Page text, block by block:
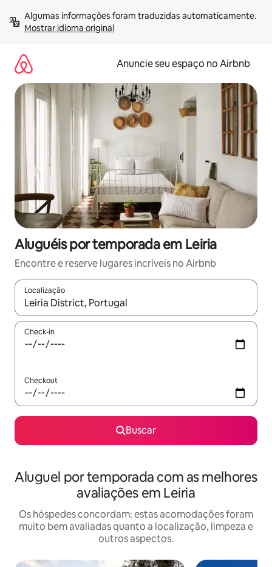
para
Mostrar idioma original
Anuncie seu espaço no Airbnb
Aluguéis por temporada em Leiria
Encontre e reserve lugares incríveis no Airbnb
Localização
Quando os resultados estiverem disponíveis, explore-os
Check-in
Checkout
Buscar
Aluguel por temporada com as melhores
avaliações em Leiria
Os hóspedes concordam: estas acomodações foram
muito bem avaliadas quanto a localização, limpeza e
outros aspectos.